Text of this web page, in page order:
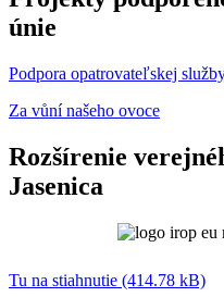
únie
Podpora opatrovateľskej
Za vůní našeho ovoce
Rozšírenie
Jasenica
Tu na stiahnutie (414.78 kB)